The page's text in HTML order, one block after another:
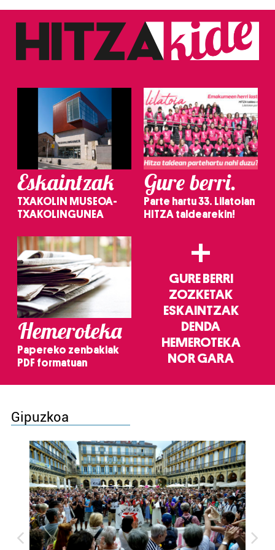
Eskaintzak
TXAKOLIN MUSEOA-
TXAKOLINGUNEA
Gure berri.
Parte hartu 33. Lilatoian
HITZA taldearekin!
Hemeroteka
Papereko zenbakiak
PDF formatuan
+
GURE BERRI
ZOZKETAK
ESKAINTZAK
DENDA
HEMEROTEKA
NOR GARA
Gipuzkoa